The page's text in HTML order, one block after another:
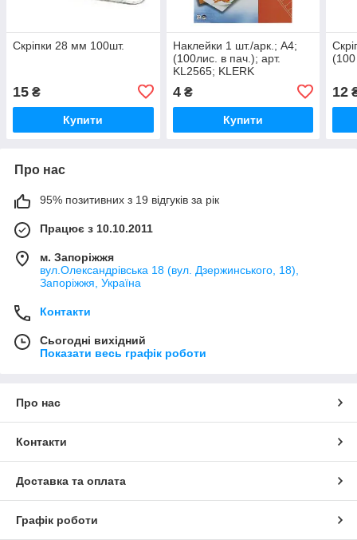
Скріпки 28 мм 100шт.
15 ₴
Купити
Наклейки 1 шт./арк.; A4;
(100лис. в пач.); арт.
KL2565; KLERK
4₴
Купити
12
Про нас
95% позитивних з 19 відгуків за рік
Працює з 10.10.2011
м. Запоріжжя
вул.Олександрівська 18 (вул. Дзержинського, 18),
Запоріжжя, Україна
Контакти
Сьогодні вихідний
Показати весь графік роботи
Про нас
Контакти
Доставка та оплата
Графік роботи